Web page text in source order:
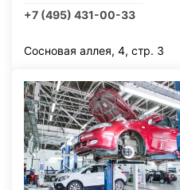
+7 (495) 431-00-33
Сосновая аллея, 4, стр. 3